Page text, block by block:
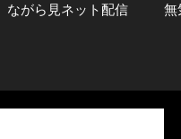
ながら見ネット配信 無